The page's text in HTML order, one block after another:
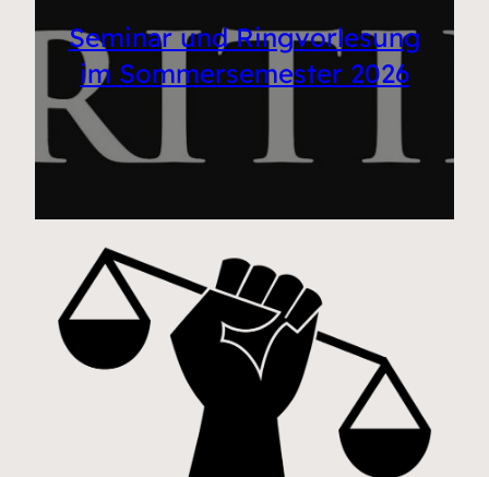
Seminar und Ringvorlesung
im Sommersemester 2026